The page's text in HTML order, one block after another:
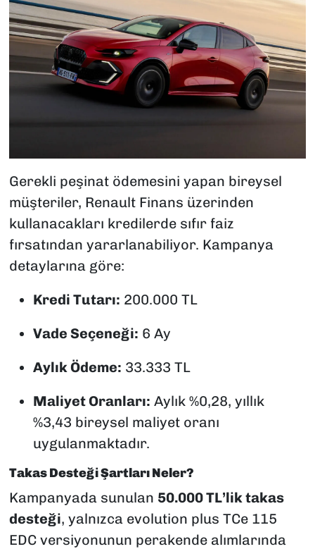
Gerekli peşinat ödemesini yapan bireysel
müşteriler, Renault Finans üzerinden
kullanacakları kredilerde sıfır faiz
fırsatından yararlanabiliyor. Kampanya
detaylarına göre:
Kredi Tutarı: 200.000 TL
Vade Seçeneği: 6 Ay
Aylık Ödeme: 33.333 TL
Maliyet Oranları: Aylık %0,28, yıllık
%3,43 bireysel maliyet oranı
uygulanmaktadır.
Takas Desteği Şartları Neler?
Kampanyada sunulan 50.000 TL’lik takas
desteği, yalnızca evolution plus TCe 115
EDC versiyonunun perakende alımlarında